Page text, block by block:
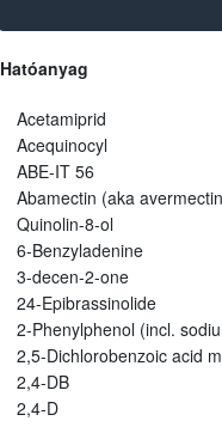
Hatóanyag
Acetamiprid
Acequinocyl
ABE-IT 56
Abamectin (aka
Quinolin-8-ol
6-Benzyladenine
3-decen-2-one
24-Epibrassinolide
2-Phenylphenol (incl.
2,5-Dichlorobenzoic acid
2,4-DB
2,4-D